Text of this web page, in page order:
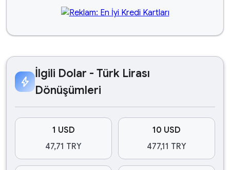
bolt
İlgili Dolar - Türk Lirası
Dönüşümleri
1 USD
47,71 TRY
10 USD
477,11 TRY